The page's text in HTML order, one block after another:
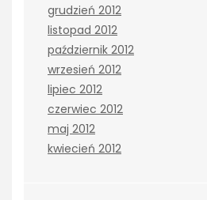
grudzień 2012
listopad 2012
październik 2012
wrzesień 2012
lipiec 2012
czerwiec 2012
maj 2012
kwiecień 2012